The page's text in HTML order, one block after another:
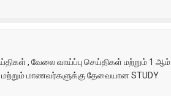
, வேலை வாய்ப்பு செய்திகள் மற்றும் 1 ஆம்
மற்றும் மாணவர்களுக்கு தேவையான STUDY